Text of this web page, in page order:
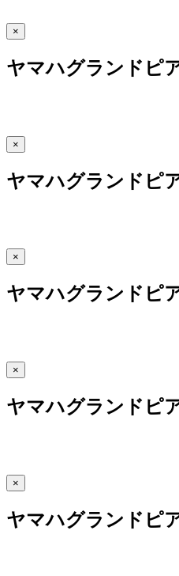
×
ヤマハグランドピ
×
ヤマハグランドピ
×
ヤマハグランドピ
×
ヤマハグランドピ
×
ヤマハグランドピ